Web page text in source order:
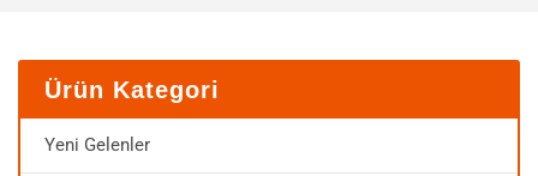
İLETIŞIM
HESABIM
Ürün Kategori
Yeni Gelenler